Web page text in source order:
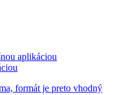
aplikáciou
formát je preto vhodný